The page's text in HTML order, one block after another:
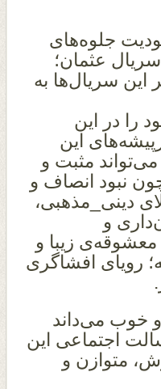
جلوه‌های
عثمان؛
سریال‌ها به
را در این
این
می‌تواند مثبت و
نبود انصاف و
دینی_مذهبی،
و
زیبا و
رویای افشاگری
خوب می‌داند
اجتماعی این
متوازن و